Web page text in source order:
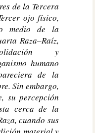
de la Tercera
ojo físico,
medio de la
Raza–Raíz,
y
humano
de la
Sin embargo,
su percepción
cerca de la
cuando sus